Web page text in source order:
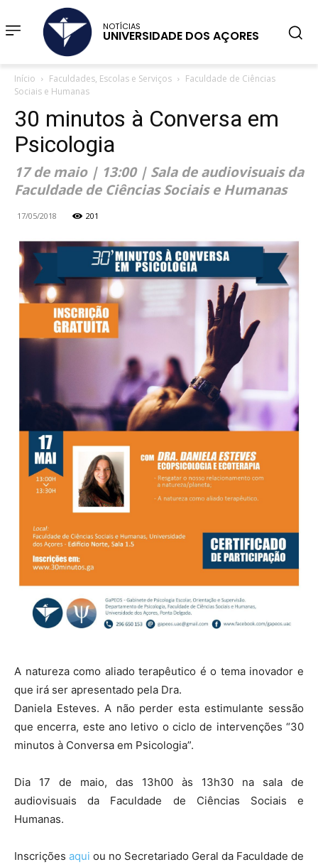
NOTÍCIAS
UNIVERSIDADE DOS AÇORES
Início Faculdades, Escolas e Serviços
Faculdade de Ciências
Sociais e Humanas
30 minutos à Conversa em
Psicologia
17 de maio | 13:00 | Sala de audiovisuais da
Faculdade de Ciências Sociais e Humanas
17/05/2018 201
A natureza como aliado terapêutico é o tema inovador e
que irá ser apresentado pela Dra.
Daniela Esteves. A não perder esta estimulante sessão
que encerra, este ano letivo o ciclo de intervenções “30
minutos à Conversa em Psicologia”.
Dia 17 de maio, das 13h00 às 13h30 na sala de
audiovisuais da Faculdade de Ciências Sociais e
Humanas.
Inscrições aqui ou no Secretariado Geral da Faculdade de